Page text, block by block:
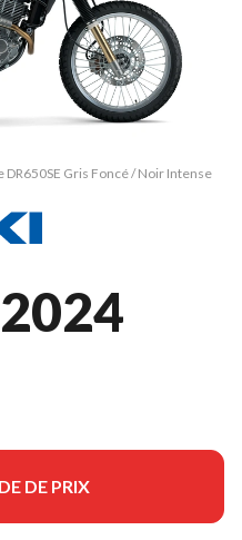
Gris Foncé / Noir Intense
DE PRIX